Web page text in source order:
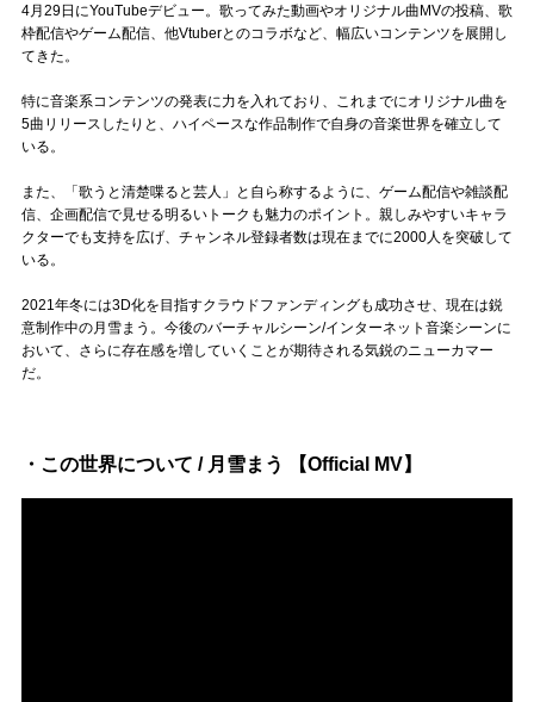
Official SNS
4月29日にYouTubeデビュー。歌ってみた動画やオリジナル曲MVの投稿、歌
枠配信やゲーム配信、他Vtuberとのコラボなど、幅広いコンテンツを展開し
てきた。
特に音楽系コンテンツの発表に力を入れており、これまでにオリジナル曲を
5曲リリースしたりと、ハイペースな作品制作で自身の音楽世界を確立して
いる。
また、「歌うと清楚喋ると芸人」と自ら称するように、ゲーム配信や雑談配
信、企画配信で見せる明るいトークも魅力のポイント。親しみやすいキャラ
クターでも支持を広げ、チャンネル登録者数は現在までに2000人を突破して
いる。
2021年冬には3D化を目指すクラウドファンディングも成功させ、現在は鋭
意制作中の月雪まう。今後のバーチャルシーン/インターネット音楽シーンに
おいて、さらに存在感を増していくことが期待される気鋭のニューカマー
だ。
・この世界について / 月雪まう 【Official MV】